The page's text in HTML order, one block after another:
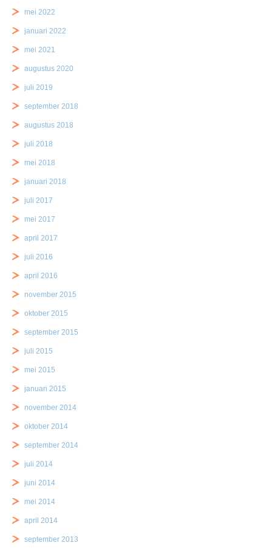
mei 2022
januari 2022
mei 2021
augustus 2020
juli 2019
september 2018
augustus 2018
juli 2018
mei 2018
januari 2018
juli 2017
mei 2017
april 2017
juli 2016
april 2016
november 2015
oktober 2015
september 2015
juli 2015
mei 2015
januari 2015
november 2014
oktober 2014
september 2014
juli 2014
juni 2014
mei 2014
april 2014
september 2013